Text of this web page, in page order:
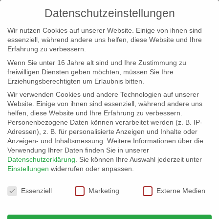
info@erfolgreich-events.de
+4940 46 777 230
Datenschutzeinstellungen
Wir nutzen Cookies auf unserer Website. Einige von ihnen sind
essenziell, während andere uns helfen, diese Website und Ihre
Erfahrung zu verbessern.
Wenn Sie unter 16 Jahre alt sind und Ihre Zustimmung zu
freiwilligen Diensten geben möchten, müssen Sie Ihre
Erziehungsberechtigten um Erlaubnis bitten.
Wir verwenden Cookies und andere Technologien auf unserer
Website. Einige von ihnen sind essenziell, während andere uns
helfen, diese Website und Ihre Erfahrung zu verbessern.
Personenbezogene Daten können verarbeitet werden (z. B. IP-
Adressen), z. B. für personalisierte Anzeigen und Inhalte oder
Anzeigen- und Inhaltsmessung. Weitere Informationen über die
Verwendung Ihrer Daten finden Sie in unserer
Datenschutzerklärung
Sie können Ihre Auswahl jederzeit unter
Einstellungen widerrufen oder anpassen.
Datenschutzeinstellungen
Essenziell Marketing Externe Medien